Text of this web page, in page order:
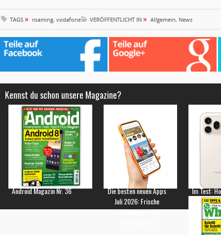
TAGS » roaming, vodafone VERÖFFENTLICHT IN » Allgemein, News
Kennst du schon unsere Magazine?
Android Magazin Nr. 36
Die besten neuen Apps
Juli 2026: Frische
Empfehlungen für
Im Test: